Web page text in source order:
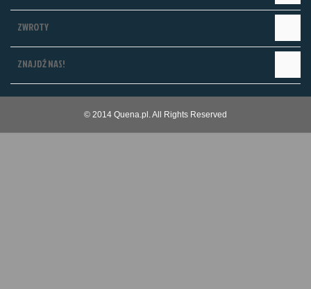
ZWROTY
ZNAJDŹ NAS!
© 2014 Quena.pl. All Rights Reserved